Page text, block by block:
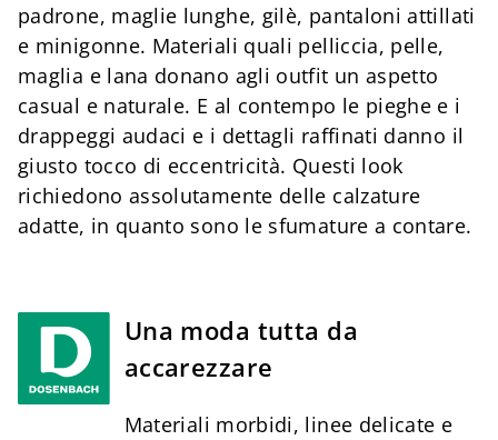
padrone, maglie lunghe, gilè, pantaloni attillati
e minigonne. Materiali quali pelliccia, pelle,
maglia e lana donano agli outfit un aspetto
casual e naturale. E al contempo le pieghe e i
drappeggi audaci e i dettagli raffinati danno il
giusto tocco di eccentricità. Questi look
richiedono assolutamente delle calzature
adatte, in quanto sono le sfumature a contare.
Una moda tutta da
accarezzare
Materiali morbidi, linee delicate e